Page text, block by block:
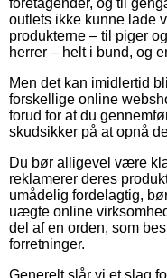
outlets ikke kunne lade
produkterne – til piger
herrer – helt i bund, og
Men det kan imidlertid
forskellige online
forud for at du
skudsikker på at opnå
Du bør alligevel være
reklamerer deres
umådelig fordelagtig,
uægte online
del af en orden, som
forretninger.
Generelt slår vi et slag